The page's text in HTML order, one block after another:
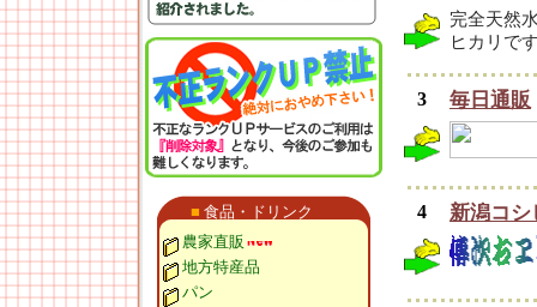
■ 食品・ドリンク
農家直販
地方特産品
パン
完全天然
ヒカリで
3 毎日通販
4 新潟コシ